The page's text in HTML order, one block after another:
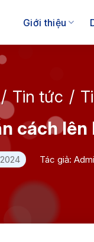
Giới thiệu
/ Tin tức /
cách
Tác giả: